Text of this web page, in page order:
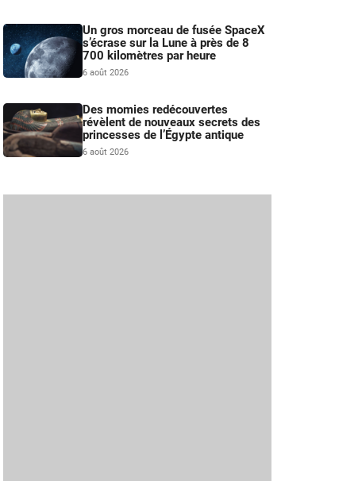
Un gros morceau de fusée SpaceX
s’écrase sur la Lune à près de 8
700 kilomètres par heure
6 août 2026
Des momies redécouvertes
révèlent de nouveaux secrets des
princesses de l’Égypte antique
6 août 2026